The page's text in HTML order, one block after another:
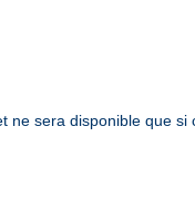
et ne sera disponible que si